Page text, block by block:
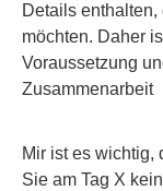
Details
möchten. Daher
Voraussetzung
Zusammenarbeit
Mir ist es wichtig,
Sie am Tag X